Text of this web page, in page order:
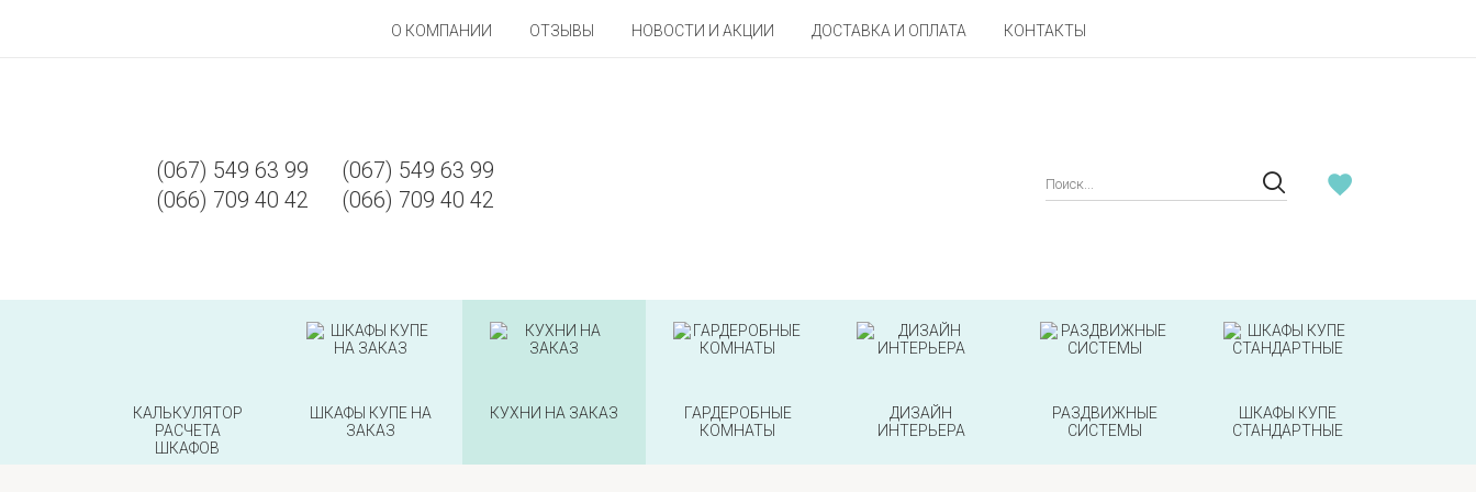
О КОМПАНИИ ОТЗЫВЫ НОВОСТИ И АКЦИИ ДОСТАВКА И ОПЛАТА КОНТАКТЫ
(067) 549 63 99 (067) 549 63 99
(066) 709 40 42 (066) 709 40 42
КАЛЬКУЛЯТОР
РАСЧЕТА
ШКАФОВ
ШКАФЫ КУПЕ НА
ЗАКАЗ
КУХНИ НА ЗАКАЗ
ГАРДЕРОБНЫЕ
КОМНАТЫ
ДИЗАЙН
ИНТЕРЬЕРА
РАЗДВИЖНЫЕ
СИСТЕМЫ
ШКАФЫ КУПЕ
СТАНДАРТНЫЕ